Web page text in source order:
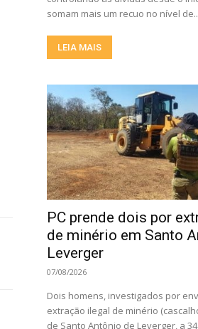
somam mais um recuo no nível
LEIA MAIS
PC prende dois por
de minério em Santo
Leverger
07/08/2026
Dois homens, investigados por
extração ilegal de minério
de Santo Antônio de Leverger, a